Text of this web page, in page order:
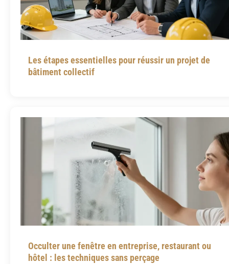
Les étapes essentielles pour réussir un projet de
bâtiment collectif
Occulter une fenêtre en entreprise, restaurant ou
hôtel : les techniques sans perçage